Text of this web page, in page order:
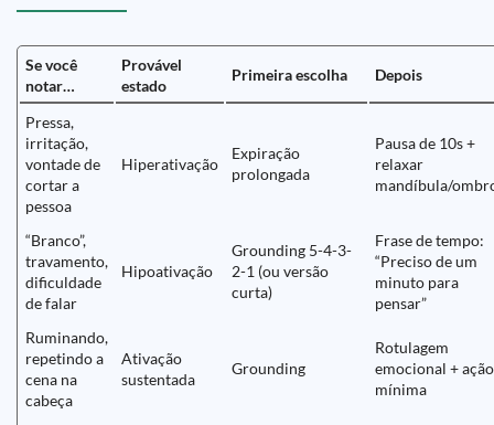
Se você
notar…
Provável
estado
Primeira escolha Depois
Pressa,
irritação,
vontade de
cortar a
pessoa
Hiperativação
Expiração
prolongada
Pausa de 10s +
relaxar
mandíbula/
“Branco”,
travamento,
dificuldade
de falar
Hipoativação
Grounding 5-4-3-
2-1 (ou versão
curta)
Frase de tempo:
“Preciso de um
minuto para
pensar”
Ruminando,
repetindo a
cena na
cabeça
Ativação
sustentada
Grounding
Rotulagem
emocional + ação
mínima